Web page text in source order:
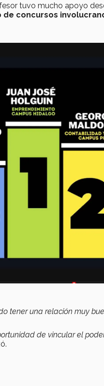
tuvo mucho apoyo
de concursos
tener una relación muy
de vincular el